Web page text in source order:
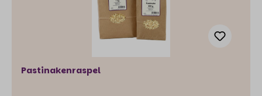
Pastinakenraspel